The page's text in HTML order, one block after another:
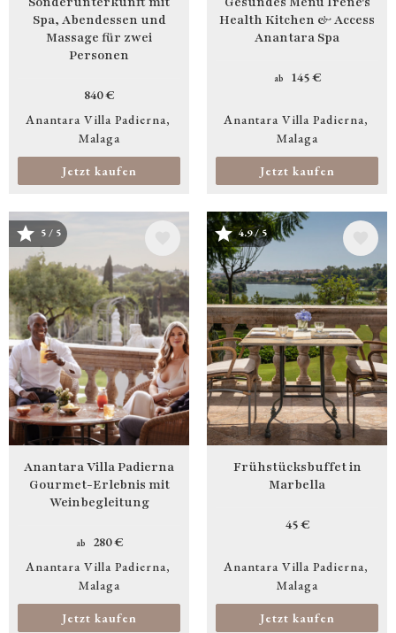
Spa, Abendessen und
Massage für zwei
Personen
840 €
Anantara Villa Padierna
Malaga
Jetzt kaufen
Health Kitchen & Access
Anantara Spa
ab 145 €
Anantara Villa Padierna
Malaga
Jetzt kaufen
Bild5 / 5
Anantara Villa Padierna
Gourmet-Erlebnis mit
Weinbegleitung
ab
280 €
Anantara Villa Padierna
Malaga
Jetzt kaufen
Bild4.9 / 5
Frühstücksbuffet in
Marbella
45 €
Anantara Villa Padierna
Malaga
Jetzt kaufen